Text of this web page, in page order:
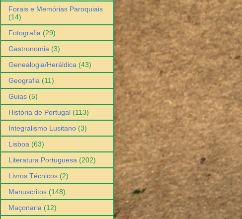
Forais e Memórias Paroquiais
(14)
Fotografia (29)
Gastronomia (3)
Genealogia/Heráldica (43)
Geografia (11)
Guias (5)
História de Portugal (113)
Integralismo Lusitano (3)
Lisboa (63)
Literatura Portuguesa (202)
Livros Técnicos (2)
Manuscritos (148)
Maçonaria (12)